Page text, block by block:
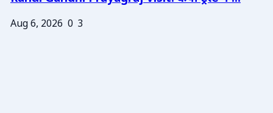
Aug 6, 2026 0 3